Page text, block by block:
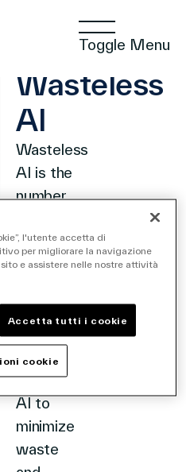
Toggle Menu
Wasteless
AI
Wasteless
AI is the
number
markdown
solution
harnessing
the
power of
AI to
minimize
waste
l'utente accetta di
per migliorare la navigazione
e assistere nelle nostre attività
Accetta tutti i cookie
cookie